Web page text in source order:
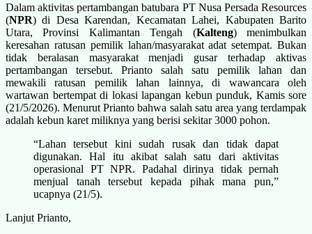
Dalam aktivitas pertambangan batubara PT Nusa Persada Resources
(NPR) di Desa Karendan, Kecamatan Lahei, Kabupaten Barito
Utara, Provinsi Kalimantan Tengah (Kalteng) menimbulkan
keresahan ratusan pemilik lahan/masyarakat adat setempat. Bukan
tidak beralasan masyarakat menjadi gusar terhadap aktivas
pertambangan tersebut. Prianto salah satu pemilik lahan dan
mewakili ratusan pemilik lahan lainnya, di wawancara oleh
wartawan bertempat di lokasi lapangan kebun punduk, Kamis sore
(21/5/2026). Menurut Prianto bahwa salah satu area yang terdampak
adalah kebun karet miliknya yang berisi sekitar 3000 pohon.
“Lahan tersebut kini sudah rusak dan tidak dapat
digunakan. Hal itu akibat salah satu dari aktivitas
operasional PT NPR. Padahal dirinya tidak pernah
menjual tanah tersebut kepada pihak mana pun,”
ucapnya (21/5).
Lanjut Prianto,